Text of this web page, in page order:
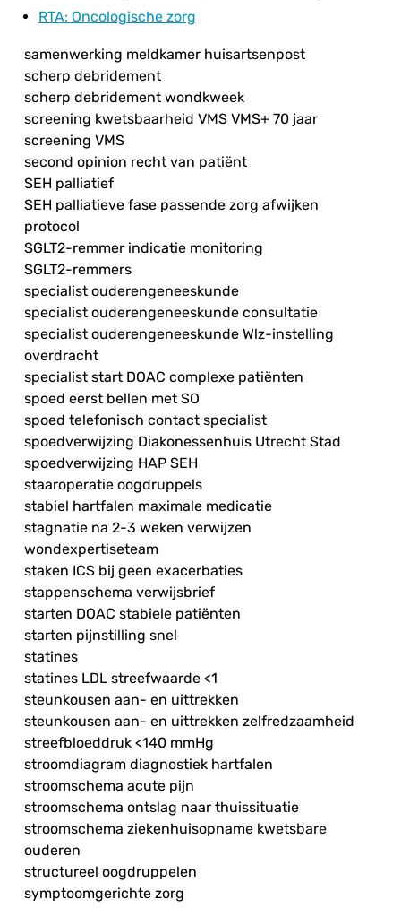
RTA: Oncologische zorg
samenwerking meldkamer huisartsenpost
scherp debridement
scherp debridement wondkweek
screening kwetsbaarheid VMS VMS+ 70 jaar
screening VMS
second opinion recht van patiënt
SEH palliatief
SEH palliatieve fase passende zorg afwijken
protocol
SGLT2-remmer indicatie monitoring
SGLT2-remmers
specialist ouderengeneeskunde
specialist ouderengeneeskunde consultatie
specialist ouderengeneeskunde Wlz-instelling
overdracht
specialist start DOAC complexe patiënten
spoed eerst bellen met SO
spoed telefonisch contact specialist
spoedverwijzing Diakonessenhuis Utrecht Stad
spoedverwijzing HAP SEH
staaroperatie oogdruppels
stabiel hartfalen maximale medicatie
stagnatie na 2-3 weken verwijzen
wondexpertiseteam
staken ICS bij geen exacerbaties
stappenschema verwijsbrief
starten DOAC stabiele patiënten
starten pijnstilling snel
statines
statines LDL streefwaarde <1
steunkousen aan- en uittrekken
steunkousen aan- en uittrekken zelfredzaamheid
streefbloeddruk <140 mmHg
stroomdiagram diagnostiek hartfalen
stroomschema acute pijn
stroomschema ontslag naar thuissituatie
stroomschema ziekenhuisopname kwetsbare
ouderen
structureel oogdruppelen
symptoomgerichte zorg